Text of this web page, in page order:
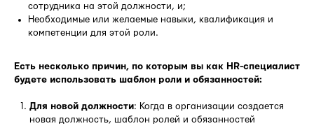
сотрудника на этой должности, и;
Необходимые или желаемые навыки, квалификация и
компетенции для этой роли.
Есть несколько причин, по которым вы как HR-специалист
будете использовать шаблон роли и обязанностей:
Для новой должности: Когда в организации создается
новая должность, шаблон ролей и обязанностей